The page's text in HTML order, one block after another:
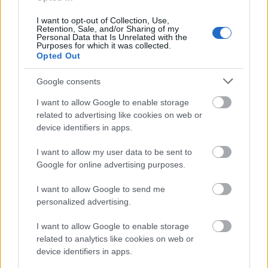
I want to opt-out of Collection, Use,
Retention, Sale, and/or Sharing of my
Personal Data that Is Unrelated with the
Purposes for which it was collected.
Opted Out
Google consents
I want to allow Google to enable storage
related to advertising like cookies on web or
device identifiers in apps.
I want to allow my user data to be sent to
Google for online advertising purposes.
I want to allow Google to send me
personalized advertising.
I want to allow Google to enable storage
related to analytics like cookies on web or
device identifiers in apps.
pászmákkal adta a legtöbbet a megfelelő
hangsúlyokhoz. A vakság látomásától, a
világtalanság befelé tekintésétől az antimitologikus
hétköznapi gonoszságig egy külön drámára való
seregnyi elem sűrűsödik fel Nagy Mari univerzális
E két szerep materialitása a stilizáló burkából kel ki.
Szerencséjükre őket nem lehetett “az életből ellesve"
megeleveníteni. Galkó egy kis poszt-némafilmes
groteszkummal, Nagy az elmosódott szürke-fekete
fotográfiák keltette nosztalgiával, malíciával
dolgozik. Almási Sándor (Tévészerelő = Farkas Béla)
viszont már “egy az egyben" olyan kell(ene) legyen,
mint az a vidéki topiparos, aki a nők döntögetésében
is csúcs (ehhez Marosi Viktor mulya Segédjétől
kapná a segédletet). Ez a “Figyelj, haver!", ez a
“Fogjuk meg és vigyétek!" típusú közelítés a